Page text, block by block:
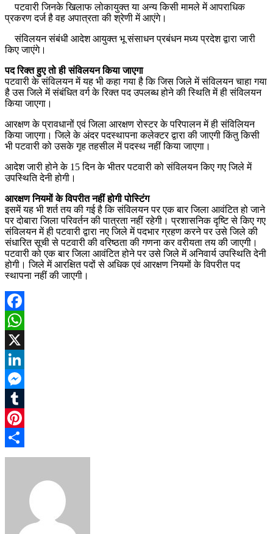
पटवारी जिनके खिलाफ लोकायुक्त या अन्य किसी मामले में आपराधिक
प्रकरण दर्ज है वह अपात्रता की श्रेणी में आएंगे।
संविलयन संबंधी आदेश आयुक्त भू संसाधन प्रबंधन मध्य प्रदेश द्वारा जारी
किए जाएंगे।
पद रिक्त हुए तो ही संविलयन किया जाएगा
पटवारी के संविलयन में यह भी कहा गया है कि जिस जिले में संविलयन चाहा गया
है उस जिले में संबंधित वर्ग के रिक्त पद उपलब्ध होने की स्थिति में ही संविलयन
किया जाएगा।
आरक्षण के प्रावधानों एवं जिला आरक्षण रोस्टर के परिपालन में ही संविलियन
किया जाएगा। जिले के अंदर पदस्थापना कलेक्टर द्वारा की जाएगी किंतु किसी
भी पटवारी को उसके गृह तहसील में पदस्थ नहीं किया जाएगा।
आदेश जारी होने के 15 दिन के भीतर पटवारी को संविलयन किए गए जिले में
उपस्थिति देनी होगी।
आरक्षण नियमों के विपरीत नहीं होगी पोस्टिंग
इसमें यह भी शर्त तय की गई है कि संविलयन पर एक बार जिला आवंटित हो जाने
पर दोबारा जिला परिवर्तन की पात्रता नहीं रहेगी। प्रशासनिक दृष्टि से किए गए
संविलयन में ही पटवारी द्वारा नए जिले में पदभार ग्रहण करने पर उसे जिले की
संधारित सूची से पटवारी की वरिष्ठता की गणना कर वरीयता तय की जाएगी।
पटवारी को एक बार जिला आवंटित होने पर उसे जिले में अनिवार्य उपस्थिति देनी
होगी। जिले में आरक्षित पदों से अधिक एवं आरक्षण नियमों के विपरीत पद
स्थापना नहीं की जाएगी।
Facebook
WhatsApp
X
LinkedIn
Messenger
Tumblr
Pinterest
Share